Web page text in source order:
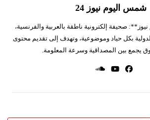
شمس اليوم نيوز 24
صحيفة إلكترونية ناطقة بالعربية والفرنسية،
بكل حياد وموضوعية، وتهدف إلى تقديم محتوى
يجمع بين المصداقية وسرعة المعلومة.